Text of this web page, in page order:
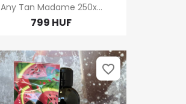
Any Tan Madame 250x...
799 HUF
favorite_border